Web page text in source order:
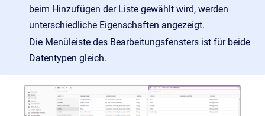
beim Hinzufügen der Liste gewählt wird, werden
unterschiedliche Eigenschaften angezeigt.
Die Menüleiste des Bearbeitungsfensters ist für beide
Datentypen gleich.